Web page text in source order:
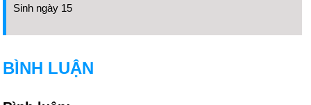
Sinh ngày 15
BÌNH LUẬN